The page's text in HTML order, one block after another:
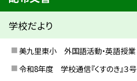
学校だより
美九里東小 外国語活動・英語授業
令和8年度 学校通信『くすのき』３号